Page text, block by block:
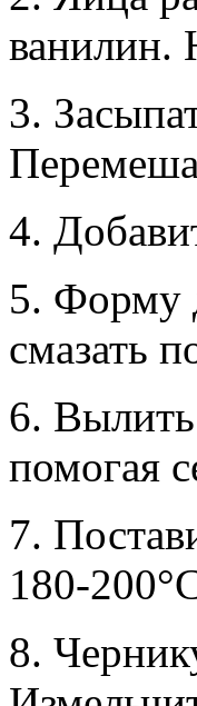
ванилин.
3.
4.
5. Форму
смазать
6. Вылить
помогая
7.
180-
8.